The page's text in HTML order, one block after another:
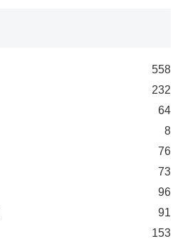
558
232
64
8
76
73
96
91
153